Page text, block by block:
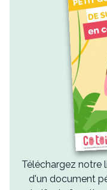
Téléchargez notre
d'un document